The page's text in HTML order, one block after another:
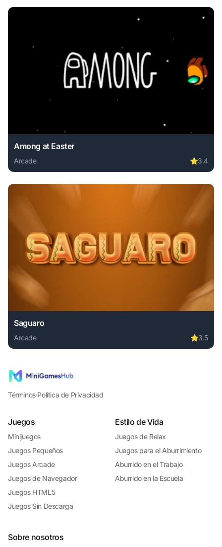
Among at Easter
Arcade ⭐3.4
Play Among at Easter online free. arcade game, no
Saguaro
Arcade ⭐3.5
Play Saguaro online free. arcade game, no download
Términos·Política de Privacidad
Juegos
Minijuegos
Juegos Pequeños
Juegos Arcade
Juegos de Navegador
Juegos HTML5
Juegos Sin Descarga
Estilo de Vida
Juegos de Relax
Juegos para el Aburrimiento
Aburrido en el Trabajo
Aburrido en la Escuela
Sobre nosotros